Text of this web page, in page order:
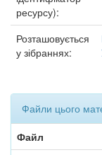
ресурсу):
Розташовується
у зібраннях:
Файли цього
Файл